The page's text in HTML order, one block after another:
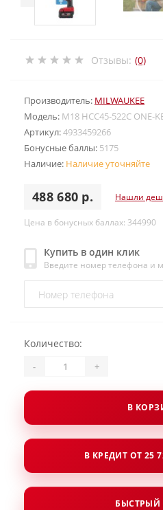
Отзывы: (0)
Производитель: MILWAUKEE
Модель: M18 HCC45-522C ONE-
Артикул:4933459266
Бонусные баллы: 5175
Наличие: Наличие уточняйте
488 680 р. Нашли
Цена в бонусных баллах: 344990
Купить в один клик
Введите номер телефона и
Количество:
- +
В
В КРЕДИТ ОТ 25
БЫСТРЫЙ